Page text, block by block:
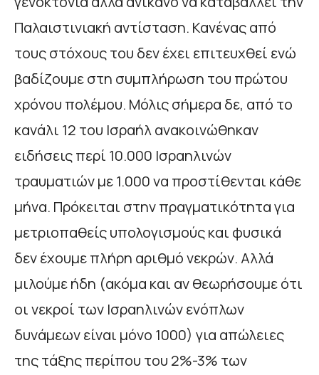
Παλαιστινιακή αντίσταση. Κανένας από
τους στόχους του δεν έχει επιτευχθεί ενώ
βαδίζουμε στη συμπλήρωση του πρώτου
χρόνου πολέμου. Μόλις σήμερα δε, από το
κανάλι 12 του Ισραήλ ανακοινώθηκαν
ειδήσεις περί 10.000 Ισραηλινών
τραυματιών με 1.000 να προστίθενται κάθε
μήνα. Πρόκειται στην πραγματικότητα για
μετριοπαθείς υπολογισμούς και φυσικά
δεν έχουμε πλήρη αριθμό νεκρών. Αλλά
μιλούμε ήδη (ακόμα και αν θεωρήσουμε ότι
οι νεκροί των Ισραηλινών ενόπλων
δυνάμεων είναι μόνο 1000) για απώλειες
της τάξης περίπου του 2%-3% των